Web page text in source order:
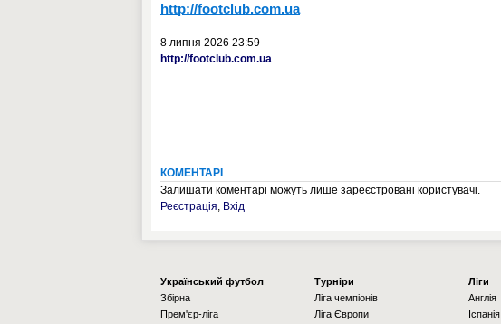
http://footclub.com.ua
8 липня 2026 23:59
http://footclub.com.ua
КОМЕНТАРІ
Залишати коментарі можуть лише зареєстровані користувачі.
Реєстрація, Вхід
Українcький футбол
Збірна
Прем'єр-ліга
Турніри
Ліга чемпіонів
Ліга Європи
Ліги
Англія
Іспанія